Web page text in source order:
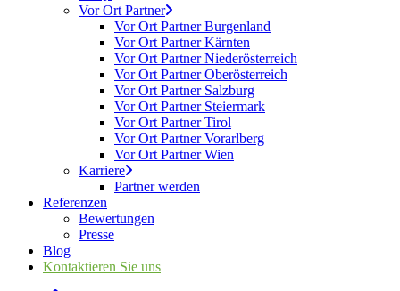
Vor Ort Partner
Vor Ort Partner Burgenland
Vor Ort Partner Kärnten
Vor Ort Partner Niederösterreich
Vor Ort Partner Oberösterreich
Vor Ort Partner Salzburg
Vor Ort Partner Steiermark
Vor Ort Partner Tirol
Vor Ort Partner Vorarlberg
Vor Ort Partner Wien
Karriere
Partner werden
Referenzen
Bewertungen
Presse
Blog
Kontaktieren Sie uns